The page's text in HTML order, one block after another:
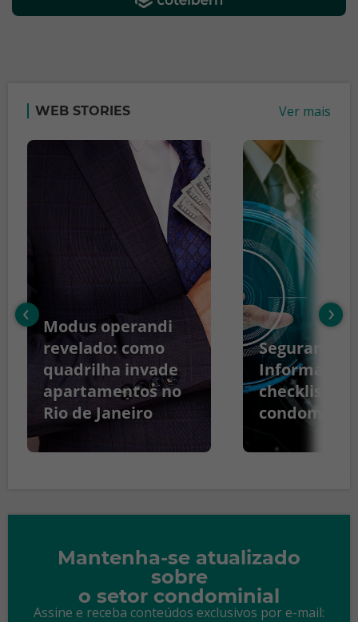
WEB STORIES Ver mais
Modus operandi
revelado: como
quadrilha invade
apartamentos no
Rio de Janeiro
Segurança
Informação:
checklist
‹ ›
Mantenha-se atualizado
sobre
o setor condominial
Assine e receba conteúdos exclusivos por e-mail: